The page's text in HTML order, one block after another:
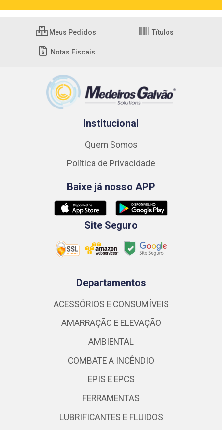
Meus Pedidos Títulos
Notas Fiscais
Institucional
Quem Somos
Política de Privacidade
Baixe já nosso APP
Site Seguro
Departamentos
ACESSÓRIOS E CONSUMÍVEIS
AMARRAÇÃO E ELEVAÇÃO
AMBIENTAL
COMBATE A INCÊNDIO
EPIS E EPCS
FERRAMENTAS
LUBRIFICANTES E FLUIDOS